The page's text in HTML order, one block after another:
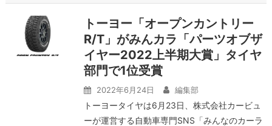
トーヨー「オープンカントリー
R/T」がみんカラ「パーツオブザ
イヤー2022上半期大賞」タイヤ
部門で1位受賞
2022年6月24日 編集部
トーヨータイヤは6月23日、株式会社カービュ
ーが運営する自動車専門SNS「みんなのカーラ